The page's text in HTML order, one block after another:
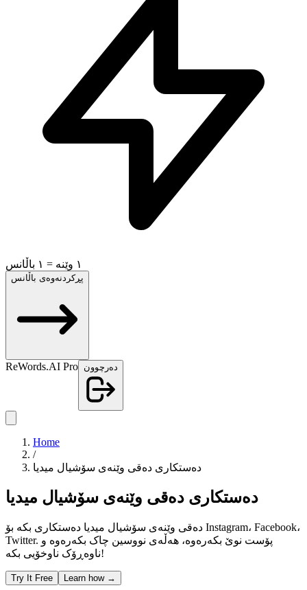
١ وێنە = ١ باڵانس
پڕکردنەوەی باڵانس
ReWords.AI Pro دەرچوون
Home
/
دەستکاری دەقی وێنەی سۆشیال میدیا
دەستکاری دەقی وێنەی سۆشیال میدیا
دەقی وێنەی سۆشیال میدیا دەستکاری بکە بۆ Instagram، Facebook،
Twitter. پۆست نوێ بکەرەوە، هەڵەی نووسین چاک بکەرەوە و
ناوەڕۆک ناوخۆیی بکە!
Try It Free Learn how →